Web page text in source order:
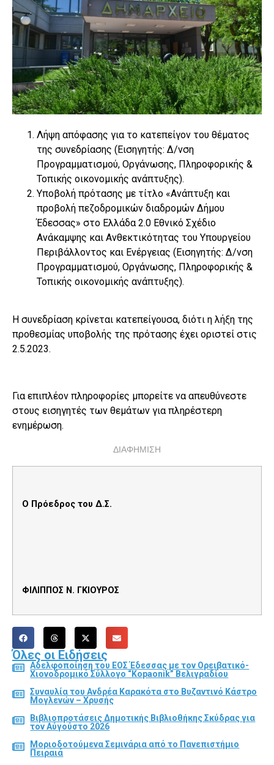
Λήψη απόφασης για το κατεπείγον του θέματος
της συνεδρίασης (Εισηγητής: Δ/νση
Προγραμματισμού, Οργάνωσης, Πληροφορικής &
Τοπικής οικονομικής ανάπτυξης).
Υποβολή πρότασης με τίτλο «Ανάπτυξη και
προβολή πεζοδρομικών διαδρομών Δήμου
Έδεσσας» στο Ελλάδα 2.0 Εθνικό Σχέδιο
Ανάκαμψης και Ανθεκτικότητας του Υπουργείου
Περιβάλλοντος και Ενέργειας (Εισηγητής: Δ/νση
Προγραμματισμού, Οργάνωσης, Πληροφορικής &
Τοπικής οικονομικής ανάπτυξης).
Η συνεδρίαση κρίνεται κατεπείγουσα, διότι η λήξη της
προθεσμίας υποβολής της πρότασης έχει οριστεί στις
2.5.2023.
Για επιπλέον πληροφορίες μπορείτε να απευθύνεστε
στους εισηγητές των θεμάτων για πληρέστερη
ενημέρωση.
ΔΙΑΦΗΜΙΣΗ
Ο Πρόεδρος του Δ.Σ.
ΦΙΛΙΠΠΟΣ Ν. ΓΚΙΟΥΡΟΣ
Όλες οι Ειδήσεις
Αδελφοποίηση του ΕΟΣ Έδεσσας με τον Ορειβατικό-
Χιονοδρομικό Σύλλογο “Kopaonik” Βελιγραδίου
Συναυλία του Ανδρέα Καρακότα στο Βυζαντινό Κάστρο
Μογλενών – Χρυσής
Βιβλιοπροτάσεις Δημοτικής Βιβλιοθήκης Σκύδρας για
τον Αύγούστο 2026
Μοριοδοτούμενα Σεμινάρια από το Πανεπιστήμιο
Πειραιά